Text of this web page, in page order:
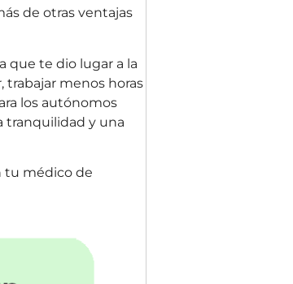
de otras ventajas
que te dio lugar a la
trabajar menos horas
los autónomos
tranquilidad y una
tu médico de